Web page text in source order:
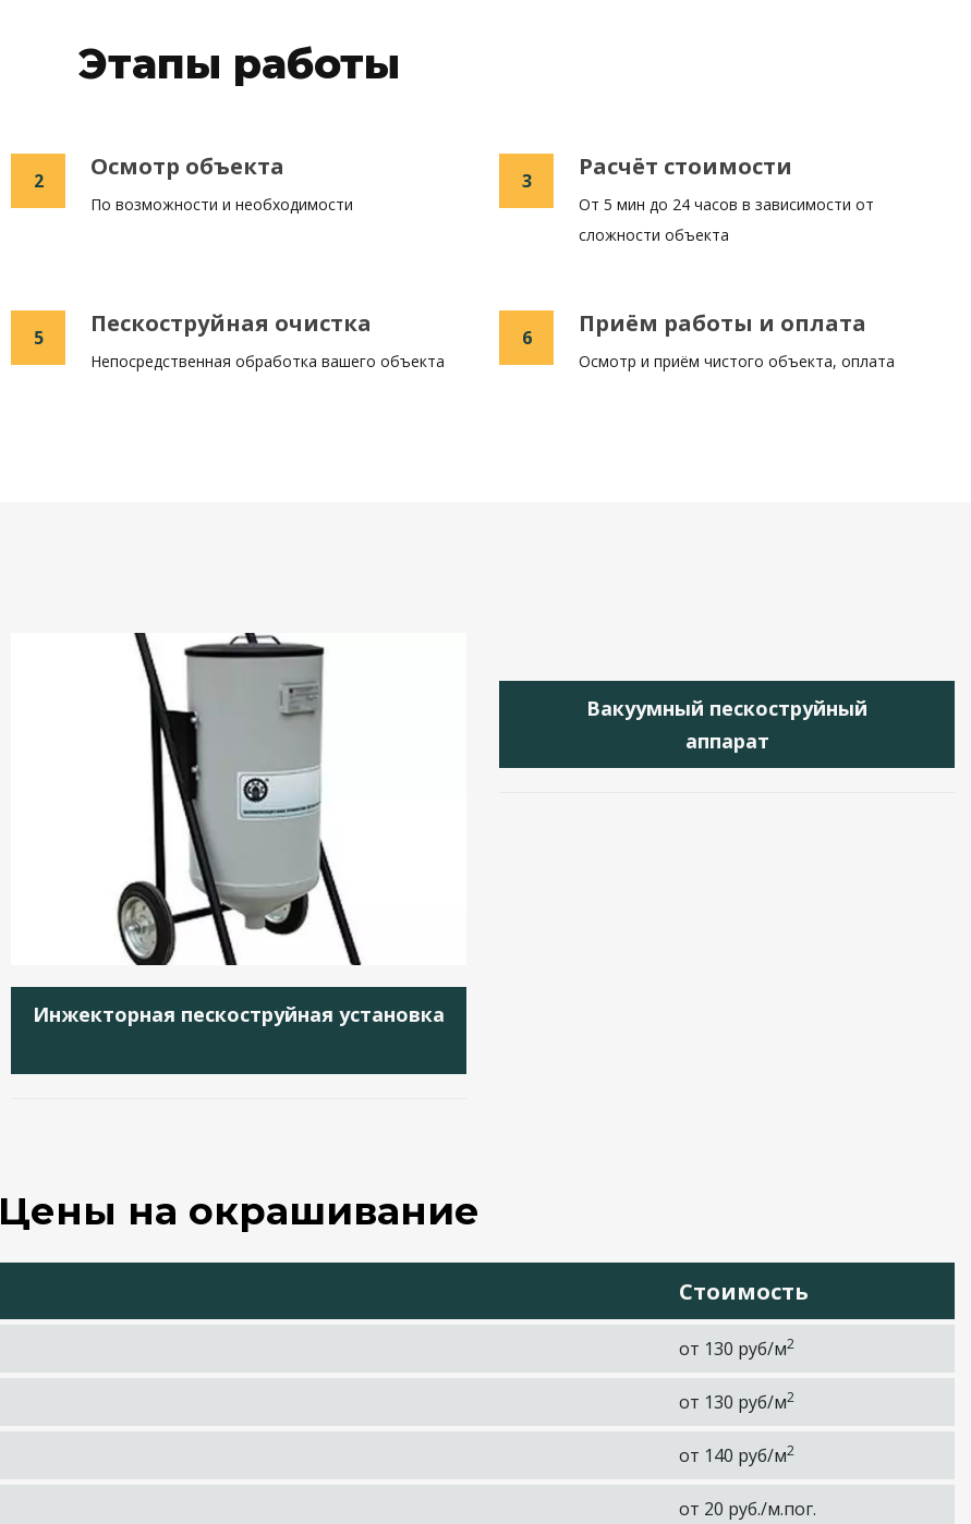
Этапы работы
2 Осмотр объекта
По возможности и необходимости
3 Расчёт стоимости
От 5 мин до 24 часов в зависимости от
сложности объекта
5 Пескоструйная очистка
Непосредственная обработка вашего объекта
6 Приём работы и оплата
Осмотр и приём чистого объекта, оплата
Инжекторная пескоструйная установка
Вакуумный пескоструйный
аппарат
Цены на окрашивание
Стоимость
от 130 руб/м2
от 130 руб/м2
от 140 руб/м2
от 20 руб./м.пог.